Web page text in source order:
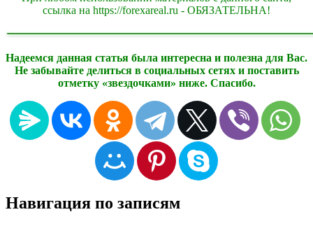
ссылка на https://forexareal.ru - ОБЯЗАТЕЛЬНА!
Надеемся данная статья была интересна и полезна для Вас.
Не забывайте делиться в социальных сетях и поставить
отметку «звездочками» ниже. Спасибо.
Навигация по записям